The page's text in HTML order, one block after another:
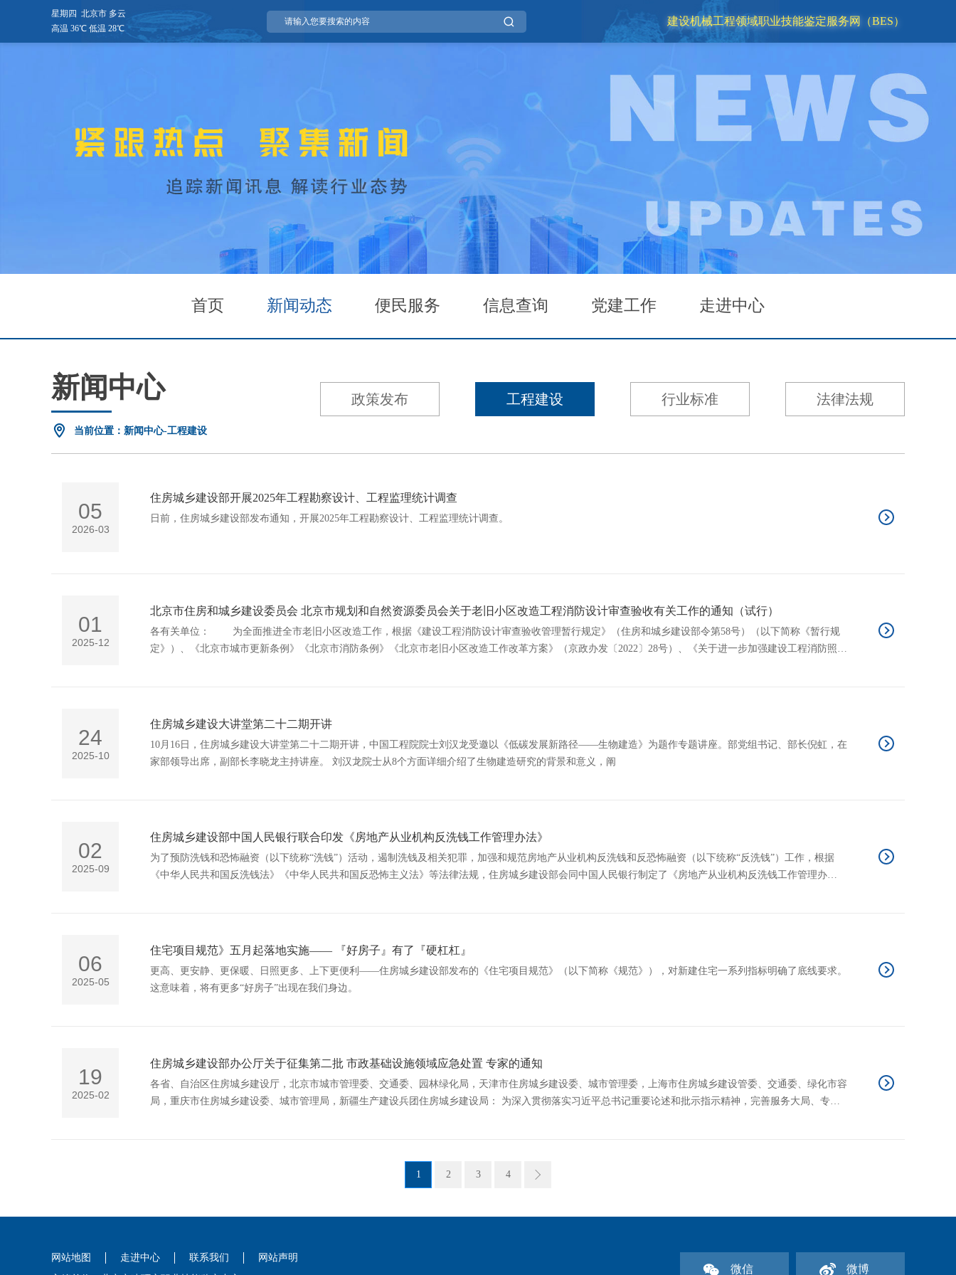
星期四 北京市 多云
高温 36℃ 低温 28℃
建设机械工程领域职业技能鉴定服务网（BES）
首页 新闻动态 便民服务 信息查询 党建工作 走进中心
新闻中心 政策发布 工程建设 行业标准 法律法规
当前位置：新闻中心-工程建设
05
2026-03
住房城乡建设部开展2025年工程勘察设计、工程监理统计调查
日前，住房城乡建设部发布通知，开展2025年工程勘察设计、工程监理统计调查。
01
2025-12
北京市住房和城乡建设委员会 北京市规划和自然资源委员会关于老旧小区改造工程消防设计审查验收有关工作的通知（试行）
各有关单位： 为全面推进全市老旧小区改造工作，根据《建设工程消防设计审查验收管理暂行规定》（住房和城乡建设部令第58号）（以下简称《暂行规
定》）、《北京市城市更新条例》《北京市消防条例》《北京市老旧小区改造工作改革方案》（京政办发〔2022〕28号）、《关于进一步加强建设工程消防照图
24
2025-10
住房城乡建设大讲堂第二十二期开讲
10月16日，住房城乡建设大讲堂第二十二期开讲，中国工程院院士刘汉龙受邀以《低碳发展新路径——生物建造》为题作专题讲座。部党组书记、部长倪虹，在
家部领导出席，副部长李晓龙主持讲座。 刘汉龙院士从8个方面详细介绍了生物建造研究的背景和意义，阐
02
2025-09
住房城乡建设部中国人民银行联合印发《房地产从业机构反洗钱工作管理办法》
为了预防洗钱和恐怖融资（以下统称“洗钱”）活动，遏制洗钱及相关犯罪，加强和规范房地产从业机构反洗钱和反恐怖融资（以下统称“反洗钱”）工作，根据
《中华人民共和国反洗钱法》《中华人民共和国反恐怖主义法》等法律法规，住房城乡建设部会同中国人民银行制定了《房地产从业机构反洗钱工作管理办
06
2025-05
住宅项目规范》五月起落地实施—— 『好房子』有了『硬杠杠』
更高、更安静、更保暖、日照更多、上下更便利——住房城乡建设部发布的《住宅项目规范》（以下简称《规范》），对新建住宅一系列指标明确了底线要求。
这意味着，将有更多“好房子”出现在我们身边。
19
2025-02
住房城乡建设部办公厅关于征集第二批 市政基础设施领域应急处置 专家的通知
各省、自治区住房城乡建设厅，北京市城市管理委、交通委、园林绿化局，天津市住房城乡建设委、城市管理委，上海市住房城乡建设管委、交通委、绿化市容
局，重庆市住房城乡建设委、城市管理局，新疆生产建设兵团住房城乡建设局： 为深入贯彻落实习近平总书记重要论述和批示指示精神，完善服务大局、专业
1 2 3 4
网站地图 走进中心 联系我们
网站声明
微信 微博